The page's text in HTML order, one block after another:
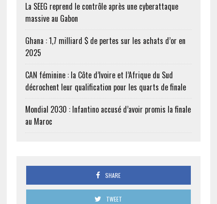
La SEEG reprend le contrôle après une cyberattaque
massive au Gabon
Ghana : 1,7 milliard $ de pertes sur les achats d’or en
2025
CAN féminine : la Côte d’Ivoire et l’Afrique du Sud
décrochent leur qualification pour les quarts de finale
Mondial 2030 : Infantino accusé d’avoir promis la finale
au Maroc
SHARE
TWEET